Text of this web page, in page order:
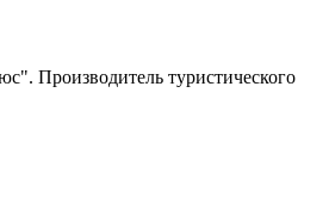
Производитель туристического